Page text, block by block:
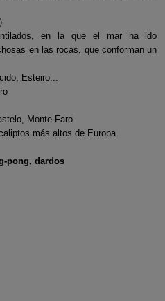
en la que el mar ha ido
en las rocas, que conforman un
Esteiro...
Monte Faro
más altos de Europa
pong, dardos